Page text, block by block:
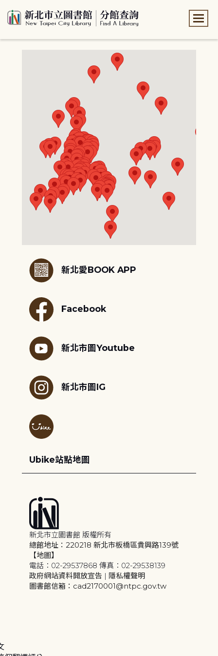
新北愛BOOK APP
Facebook
新北市圖Youtube
新北市圖IG
Ubike站點地圖
新北市立圖書館 版權所有
總館地址：220218 新北市板橋區貴興路139號
【地圖】
電話：02-29537868 傳真：02-29538139
政府網站資料開放宣告 | 隱私權聲明
圖書館信箱：cad2170001@ntpc.gov.tw